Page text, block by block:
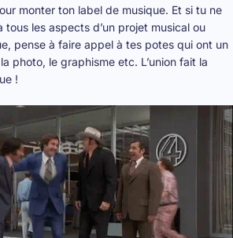
monter ton label de musique. Et si tu ne
tous les aspects d’un projet musical ou
pense à faire appel à tes potes qui ont un
photo, le graphisme etc. L’union fait la
!